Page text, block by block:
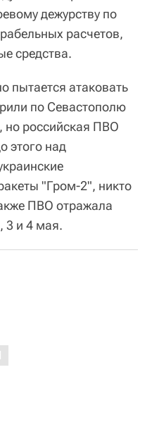
дежурству по
расчетов,
средства.
пытается атаковать
по Севастополю
но российская ПВО
этого над
"Гром-2", никто
ПВО отражала
3 и 4 мая.